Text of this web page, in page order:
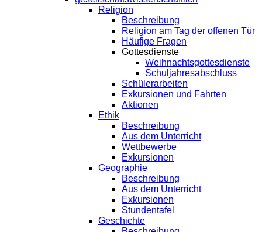
Religion
Beschreibung
Religion am Tag der offenen Tür
Häufige Fragen
Gottesdienste
Weihnachtsgottesdienste
Schuljahresabschluss
Schülerarbeiten
Exkursionen und Fahrten
Aktionen
Ethik
Beschreibung
Aus dem Unterricht
Wettbewerbe
Exkursionen
Geographie
Beschreibung
Aus dem Unterricht
Exkursionen
Stundentafel
Geschichte